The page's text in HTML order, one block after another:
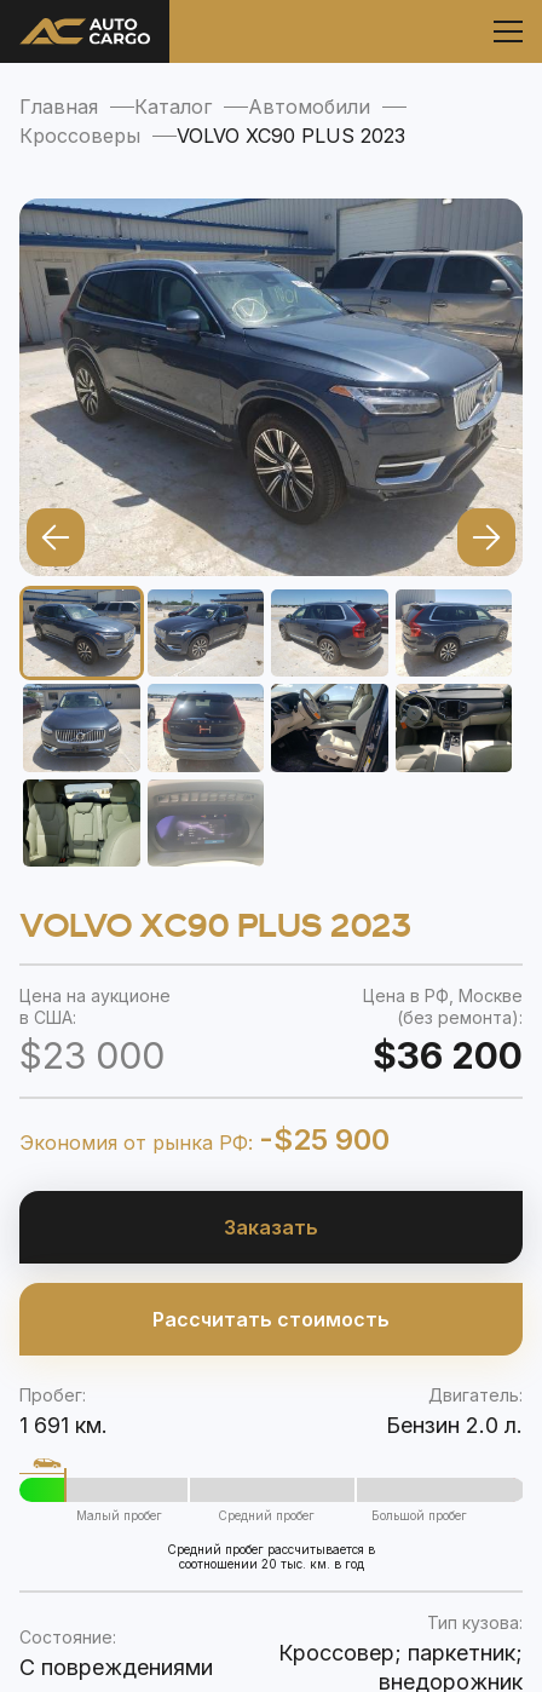
Главная Каталог
Автомобили
Кроссоверы
VOLVO XC90 PLUS 2023
VOLVO XC90 PLUS 2023
Цена на аукционе
в США:
$23 000
Цена в РФ, Москве
(без ремонта):
$36 200
Экономия от рынка РФ: -$25 900
Заказать
Рассчитать стоимость
Пробег:
1 691 км.
Двигатель:
Бензин 2.0 л.
Малый пробег Средний пробег Большой пробег
Средний пробег рассчитывается в
соотношении 20 тыс. км. в год
Состояние:
C повреждениями
Тип кузова:
Кроссовер; паркетник;
внедорожник